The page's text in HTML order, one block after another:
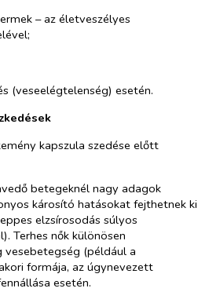
– az életveszélyes
(veseelégtelenség) esetén.
kapszula szedése előtt
betegeknél nagy adagok
károsító hatásokat fejthetnek ki
elzsírosodás súlyos
Terhes nők különösen
(például a
formája, az úgynevezett
esetén.